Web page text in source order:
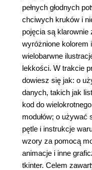
pełnych głodnych
chciwych kruków i
pojęcia są klarownie
wyróżnione kolorem
wielobarwne
lekkości. W trakcie
dowiesz się jak: o
danych, takich jak
kod do
modułów; o używać
pętle i instrukcje
wzory za pomocą
animacje i inne
tkinter. Celem